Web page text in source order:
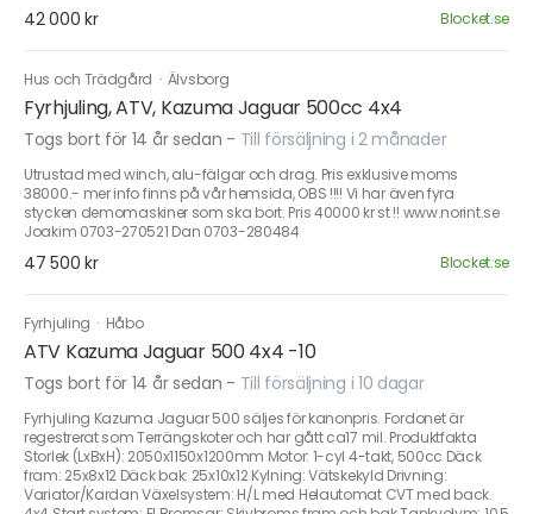
42 000 kr Blocket.se
Hus och Trädgård · Älvsborg
Fyrhjuling, ATV, Kazuma Jaguar 500cc 4x4
Togs bort för 14 år sedan - Till försäljning i 2 månader
Utrustad med winch, alu-fälgar och drag. Pris exklusive moms
38000.- mer info finns på vår hemsida, OBS !!!! Vi har även fyra
stycken demomaskiner som ska bort. Pris 40000 kr st !! www.norint.se
Joakim 0703-270521 Dan 0703-280484
47 500 kr Blocket.se
Fyrhjuling · Håbo
ATV Kazuma Jaguar 500 4x4 -10
Togs bort för 14 år sedan - Till försäljning i 10 dagar
Fyrhjuling Kazuma Jaguar 500 säljes för kanonpris. Fordonet är
regestrerat som Terrängskoter och har gått ca17 mil. Produktfakta
Storlek (LxBxH): 2050x1150x1200mm Motor: 1-cyl 4-takt, 500cc Däck
fram: 25x8x12 Däck bak: 25x10x12 Kylning: Vätskekyld Drivning:
Variator/Kardan Växelsystem: H/L med Helautomat CVT med back.